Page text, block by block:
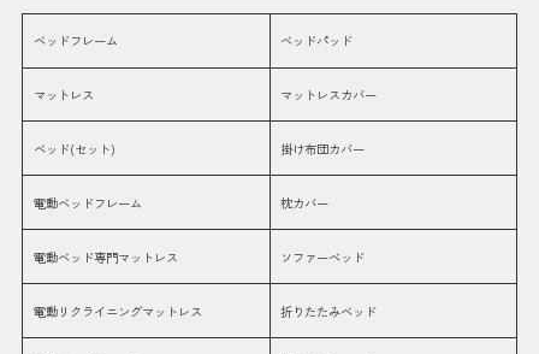
ベッドフレーム
マットレス
ベッド(セット)
電動ベッドフレーム
電動ベッド専門マットレス
電動リクライニングマットレス
ベッドパッド
マットレスカバー
掛け布団カバー
枕カバー
ソファーベッド
折りたたみベッド